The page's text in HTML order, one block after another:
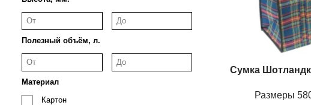
Полезный объём, л.
Материал
Картон
Сумка
Размеры